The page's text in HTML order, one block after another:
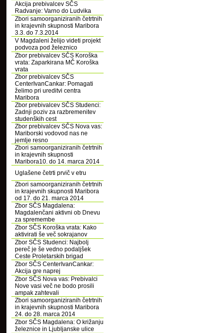
Akcija prebivalcev SČS
Radvanje: Varno do Ludvika
Zbori samoorganiziranih četrtnih
in krajevnih skupnosti Maribora
3.3. do 7.3.2014
V Magdaleni želijo videti projekt
podvoza pod železnico
Zbor prebivalcev SČS Koroška
vrata: Zaparkirana MČ Koroška
vrata
Zbor prebivalcev SČS
CenterIvanCankar: Pomagati
želimo pri ureditvi centra
Maribora
Zbor prebivalcev SČS Studenci:
Zadnji poziv za razbremenitev
studenških cest
Zbor prebivalcev SČS Nova vas:
Mariborski vodovod nas ne
jemlje resno
Zbori samoorganiziranih četrtnih
in krajevnih skupnosti
Maribora10. do 14. marca 2014
Uglašene četrti prvič v etru
Zbori samoorganiziranih četrtnih
in krajevnih skupnosti Maribora
od 17. do 21. marca 2014
Zbor SČS Magdalena:
Magdalenčani aktivni ob Dnevu
za spremembe
Zbor SČS Koroška vrata: Kako
aktivirati še več sokrajanov
Zbor SČS Studenci: Najbolj
pereč je še vedno podaljšek
Ceste Proletarskih brigad
Zbor SČS CenterIvanCankar:
Akcija gre naprej
Zbor SČS Nova vas: Prebivalci
Nove vasi več ne bodo prosili
ampak zahtevali
Zbori samoorganiziranih četrtnih
in krajevnih skupnosti Maribora
24. do 28. marca 2014
Zbor SČS Magdalena: O križanju
železnice in Ljubljanske ulice